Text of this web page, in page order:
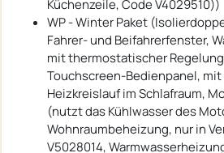
Küchenzeile, Code V4029510))
WP - Winter Paket
Fahrer- und Beifahrerfenster,
mit thermostatischer
Touchscreen-Bedienpanel,
Heizkreislauf im Schlafraum,
(nutzt das Kühlwasser des
Wohnraumbeheizung, nur in
V5028014,